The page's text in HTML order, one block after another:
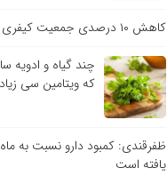
کاهش ۱۰ درصدی جمعیت کیفری زندان‌های بوشهر
چند گیاه و ادویه
که ویتامین سی
ظفرقندی: کمبود دارو نسبت به
یافته است